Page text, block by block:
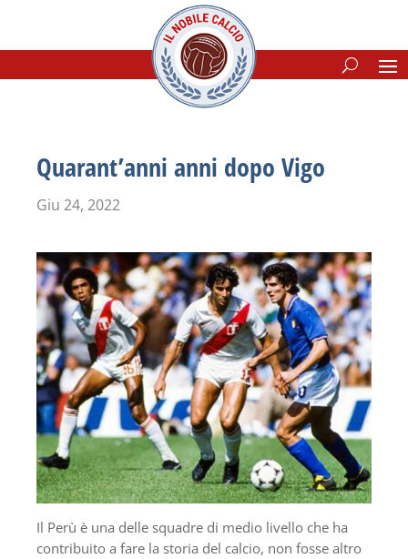
Quarant’anni anni dopo Vigo
Giu 24, 2022
Il Perù è una delle squadre di medio livello che ha
contribuito a fare la storia del calcio, non fosse altro